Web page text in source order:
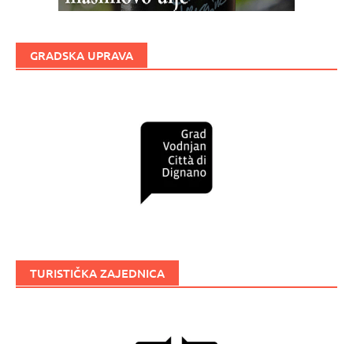
GRADSKA UPRAVA
TURISTIČKA ZAJEDNICA